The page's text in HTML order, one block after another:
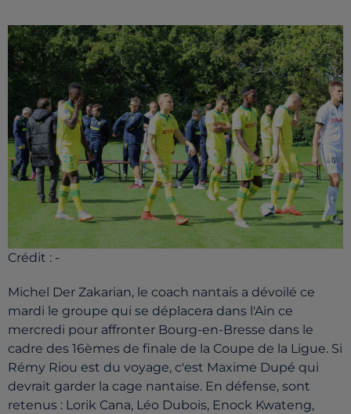
Crédit : -
Michel Der Zakarian, le coach nantais a dévoilé ce
mardi le groupe qui se déplacera dans l'Ain ce
mercredi pour affronter Bourg-en-Bresse dans le
cadre des 16èmes de finale de la Coupe de la Ligue. Si
Rémy Riou est du voyage, c'est Maxime Dupé qui
devrait garder la cage nantaise. En défense, sont
retenus : Lorik Cana, Léo Dubois, Enock Kwateng,